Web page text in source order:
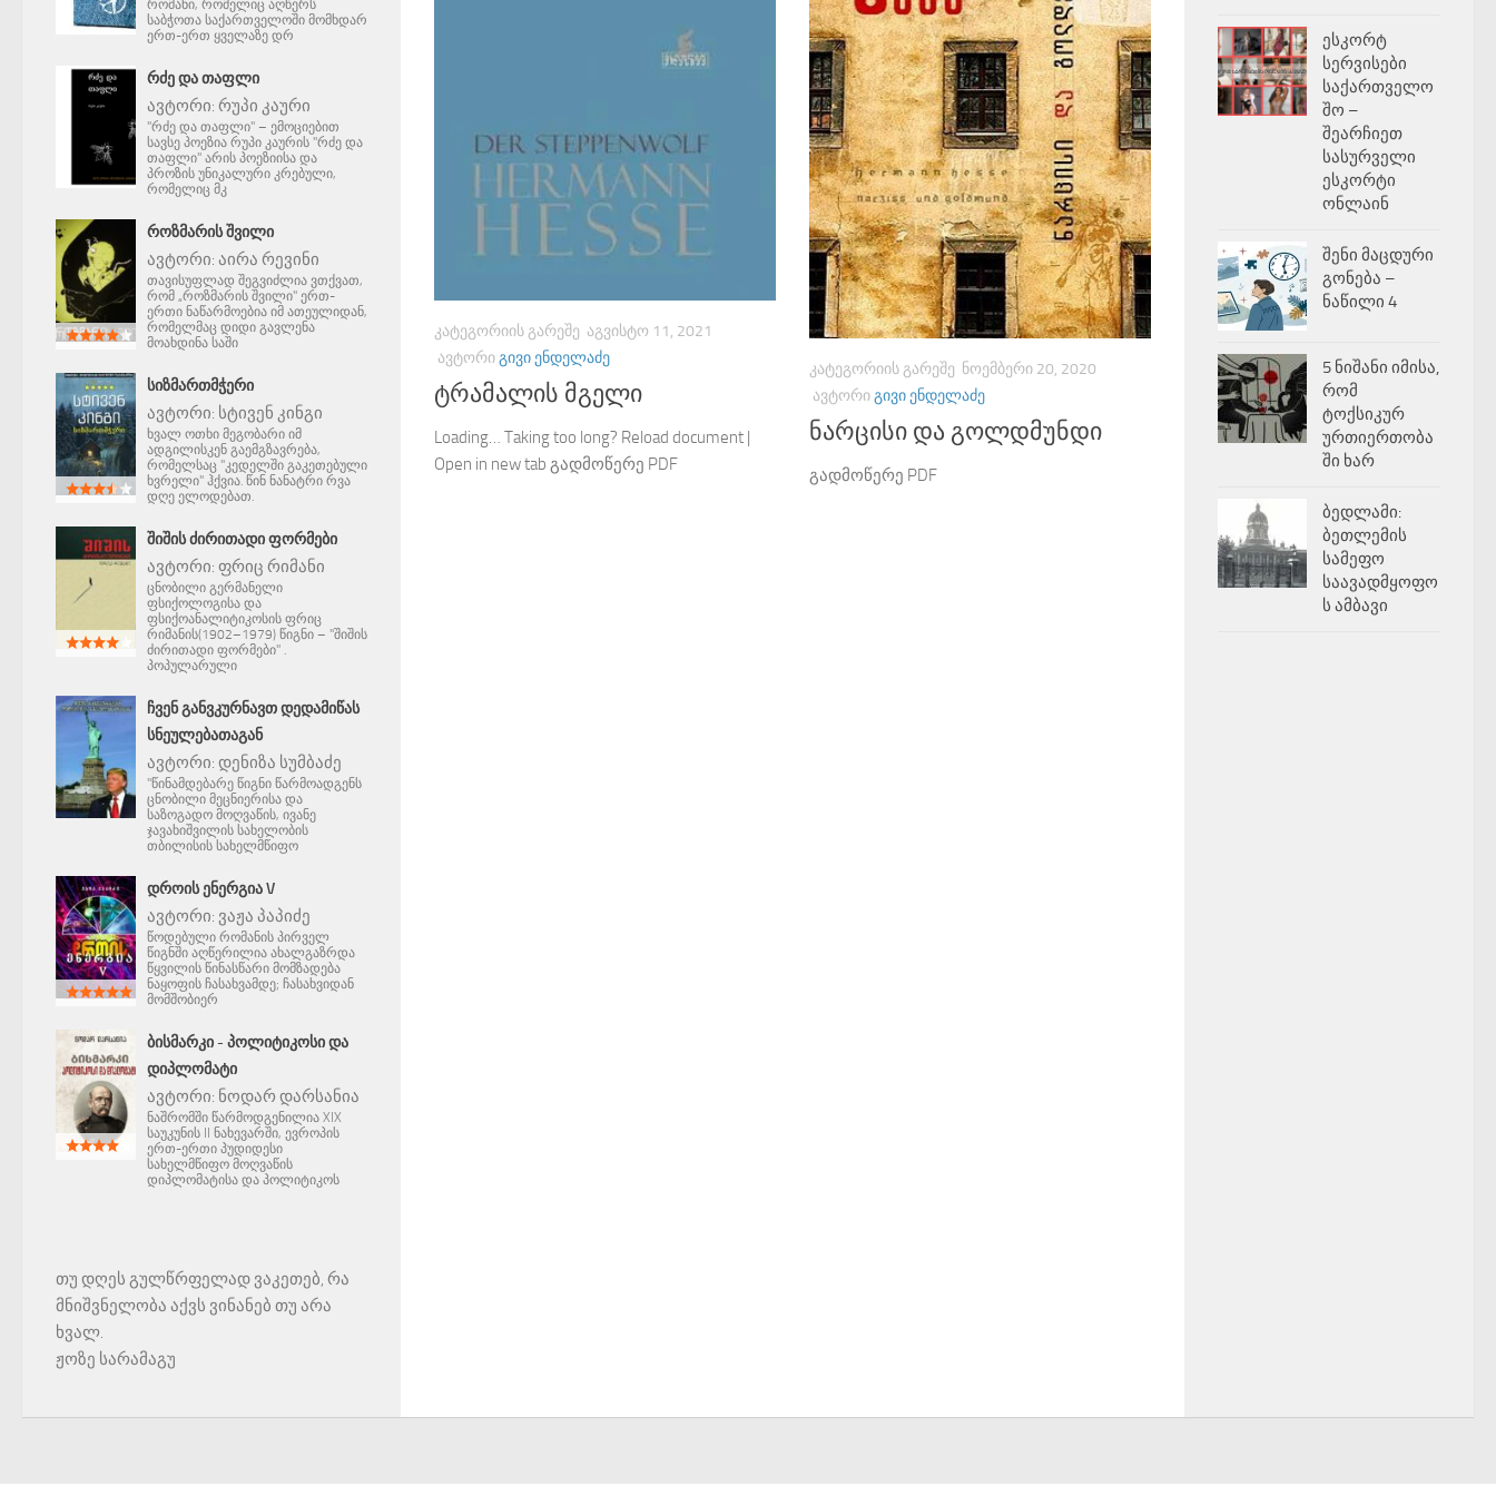
ᲙᲐᲢᲔᲒᲝᲠᲘᲘᲡ ᲒᲐᲠᲔᲨᲔ ᲐᲒᲕᲘᲡᲢᲝ 11, 2021
ᲐᲕᲢᲝᲠᲘᲒᲘᲕᲘ ᲔᲜᲓᲔᲚᲐᲫᲔ
ტრამალის მგელი
Loading… Taking too long? Reload document |
Open in new tab გადმოწერე PDF
ᲙᲐᲢᲔᲒᲝᲠᲘᲘᲡ ᲒᲐᲠᲔᲨᲔ ᲜᲝᲔᲛᲑᲔᲠᲘ 20, 2020
ᲐᲕᲢᲝᲠᲘᲒᲘᲕᲘ ᲔᲜᲓᲔᲚᲐᲫᲔ
ნარცისი და გოლდმუნდი
გადმოწერე PDF
რომანი, რომელიც აღწერს
საბჭოთა საქართველოში მომხდარ
ერთ-ერთ ყველაზე დრ
ᲠᲫᲔ ᲓᲐ ᲗᲐᲤᲚᲘ
ავტორი: რუპი კაური
"რძე და თაფლი" – ემოციებით
სავსე პოეზია რუპი კაურის "რძე და
თაფლი" არის პოეზიისა და
პროზის უნიკალური კრებული,
რომელიც მკ
ᲠᲝᲖᲛᲐᲠᲘᲡ ᲨᲕᲘᲚᲘ
ავტორი: აირა რევინი
თავისუფლად შეგვიძლია ვთქვათ,
რომ „როზმარის შვილი" ერთ-
ერთი ნაწარმოებია იმ ათეულიდან,
რომელმაც დიდი გავლენა
მოახდინა საში
ᲡᲘᲖᲛᲐᲠᲗᲛᲭᲔᲠᲘ
ავტორი: სტივენ კინგი
ხვალ ოთხი მეგობარი იმ
ადგილისკენ გაემგზავრება,
რომელსაც "კედელში გაკეთებული
ხვრელი" ჰქვია. წინ ნანატრი რვა
დღე ელოდებათ.
ᲨᲘᲨᲘᲡ ᲫᲘᲠᲘᲗᲐᲓᲘ ᲤᲝᲠᲛᲔᲑᲘ
ავტორი: ფრიც რიმანი
ცნობილი გერმანელი
ფსიქოლოგისა და
ფსიქოანალიტიკოსის ფრიც
რიმანის(1902–1979) წიგნი – "შიშის
ძირითადი ფორმები" .
პოპულარული
ᲩᲕᲔᲜ ᲒᲐᲜᲕᲙᲣᲠᲜᲐᲕᲗ ᲓᲔᲓᲐᲛᲘᲬᲐᲡ
ᲡᲜᲔᲣᲚᲔᲑᲐᲗᲐᲒᲐᲜ
ავტორი: დენიზა სუმბაძე
"წინამდებარე წიგნი წარმოადგენს
ცნობილი მეცნიერისა და
საზოგადო მოღვაწის, ივანე
ჯავახიშვილის სახელობის
თბილისის სახელმწიფო
ᲓᲠᲝᲘᲡ ᲔᲜᲔᲠᲒᲘᲐ V
ავტორი: ვაჟა პაპიძე
წოდებული რომანის პირველ
წიგნში აღწერილია ახალგაზრდა
წყვილის წინასწარი მომზადება
ნაყოფის ჩასახვამდე; ჩასახვიდან
მომშობიერ
ᲑᲘᲡᲛᲐᲠᲙᲘ - ᲞᲝᲚᲘᲢᲘᲙᲝᲡᲘ ᲓᲐ
ᲓᲘᲞᲚᲝᲛᲐᲢᲘ
ავტორი: ნოდარ დარსანია
ნაშრომში წარმოდგენილია XIX
საუკუნის II ნახევარში, ევროპის
ერთ-ერთი პუდიდესი
სახელმწიფო მოღვაწის
დიპლომატისა და პოლიტიკოს
თუ დღეს გულწრფელად ვაკეთებ, რა
მნიშვნელობა აქვს ვინანებ თუ არა
ხვალ.
ჟოზე სარამაგუ
ესკორტ
სერვისები
საქართველო
შო –
შეარჩიეთ
სასურველი
ესკორტი
ონლაინ
შენი მაცდური
გონება –
ნაწილი 4
5 ნიშანი იმისა,
რომ
ტოქსიკურ
ურთიერთობა
ში ხარ
ბედლამი:
ბეთლემის
სამეფო
საავადმყოფო
ს ამბავი